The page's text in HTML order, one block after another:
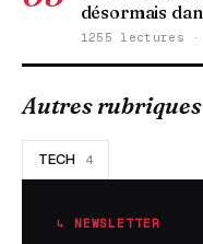
désormais
1255 lectures ·
Autres rubriques
TECH 4
↳ NEWSLETTER